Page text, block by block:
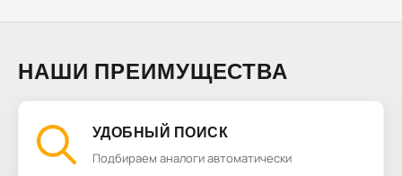
НАШИ ПРЕИМУЩЕСТВА
УДОБНЫЙ ПОИСК
Подбираем аналоги автоматически